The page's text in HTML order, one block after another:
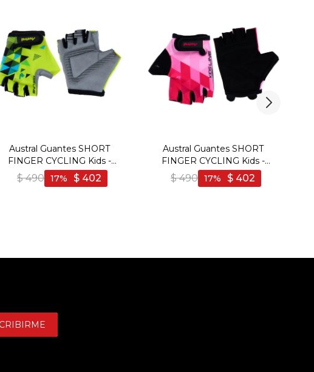
Austral Guantes SHORT
FINGER CYCLING Kids -
Amarillo/Gris - Amarillo-Gris
$ 490 $ 402
17
Austral Guantes SHORT
FINGER CYCLING Kids -
Fucsia/Negro - Fucsia-Negro
$ 490 $ 402
17